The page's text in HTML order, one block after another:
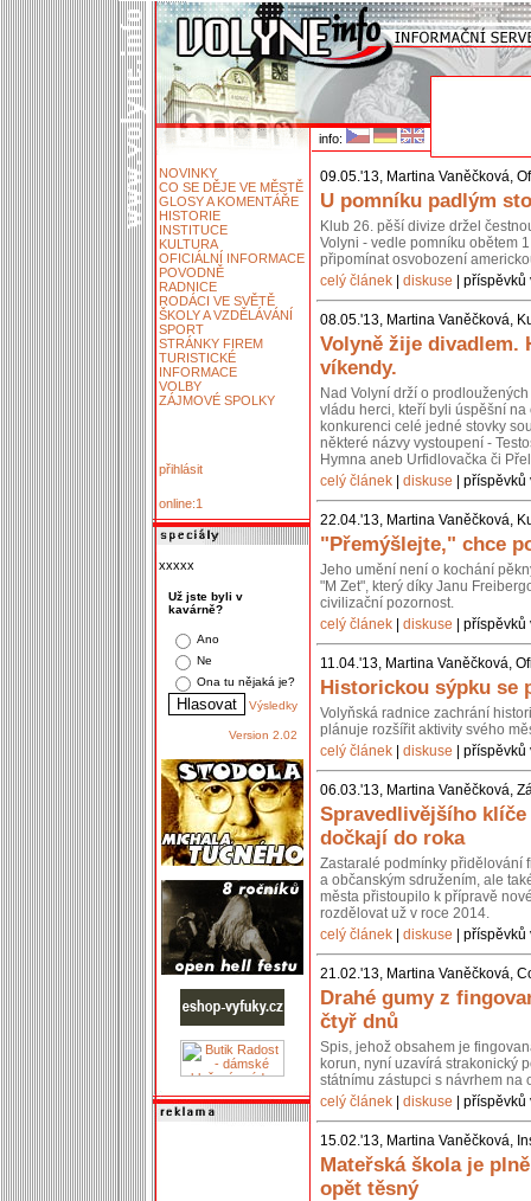
info:
NOVINKY
CO SE DĚJE VE MĚSTĚ
GLOSY A KOMENTÁŘE
HISTORIE
INSTITUCE
KULTURA
OFICIÁLNÍ INFORMACE
POVODNĚ
RADNICE
RODÁCI VE SVĚTĚ
ŠKOLY A VZDĚLÁVÁNÍ
SPORT
STRÁNKY FIREM
TURISTICKÉ
INFORMACE
VOLBY
ZÁJMOVÉ SPOLKY
přihlásit
online:1
xxxxx
Už jste byli v
kavárně?
Ano
Ne
Ona tu nějaká je?
Výsledky
Version 2.02
09.05.'13, Martina Vaněčková,
U pomníku padlým
Klub 26. pěší divize držel
Volyni - vedle pomníku obětem
připomínat osvobození
celý článek
diskuse |
08.05.'13, Martina Vaněčková,
Volyně žije divadlem.
víkendy.
Nad Volyní drží o
vládu herci, kteří byli úspěšní
konkurenci celé jedné stovky
některé názvy vystoupení -
Hymna aneb Urfidlovačka či
celý článek
diskuse |
22.04.'13, Martina Vaněčková,
"Přemýšlejte," chce
Jeho umění není o kochání
"M Zet", který díky Janu
civilizační pozornost.
celý článek
diskuse |
11.04.'13, Martina Vaněčková,
Historickou sýpku se
Volyňská radnice zachrání
plánuje rozšířit aktivity svého
celý článek
diskuse |
06.03.'13, Martina Vaněčková,
Spravedlivějšího
dočkají do roka
Zastaralé podmínky přidělování
a občanským sdružením, ale
města přistoupilo k přípravě
rozdělovat už v roce 2014.
celý článek
diskuse |
21.02.'13, Martina Vaněčková,
Drahé gumy z
čtyř dnů
Spis, jehož obsahem je
korun, nyní uzavírá strakonický
státnímu zástupci s návrhem na
celý článek
diskuse |
15.02.'13, Martina Vaněčková,
Mateřská škola je
opět těsný